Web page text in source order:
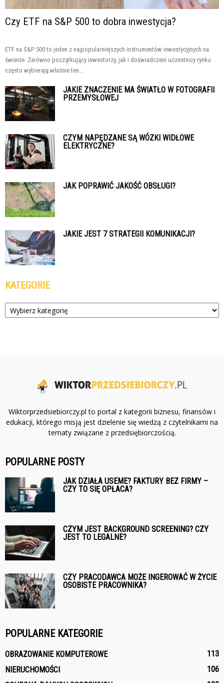
Czy ETF na S&P 500 to dobra inwestycja?
ETF na S&P 500 to jeden z najpopularniejszych instrumentów inwestycyjnych na
świecie. Zarówno początkujący inwestorzy, jak i doświadczeni uczestnicy rynku
często wybierają właśnie ten...
JAKIE ZNACZENIE MA ŚWIATŁO W FOTOGRAFII
PRZEMYSŁOWEJ
CZYM NAPĘDZANE SĄ WÓZKI WIDŁOWE
ELEKTRYCZNE?
JAK POPRAWIĆ JAKOŚĆ OBSŁUGI?
JAKIE JEST 7 STRATEGII KOMUNIKACJI?
KATEGORIE
Kategorie
Wiktorprzedsiebiorczy.pl to portal z kategorii biznesu, finansów i
edukacji, którego misją jest dzielenie się wiedzą z czytelnikami na
tematy związane z przedsiębiorczością.
POPULARNE POSTY
JAK DZIAŁA USEME? FAKTURY BEZ FIRMY –
CZY TO SIĘ OPŁACA?
CZYM JEST BACKGROUND SCREENING? CZY
JEST TO LEGALNE?
CZY PRACODAWCA MOŻE INGEROWAĆ W ŻYCIE
OSOBISTE PRACOWNIKA?
POPULARNE KATEGORIE
OBRAZOWANIE KOMPUTEROWE
113
NIERUCHOMOŚCI
106